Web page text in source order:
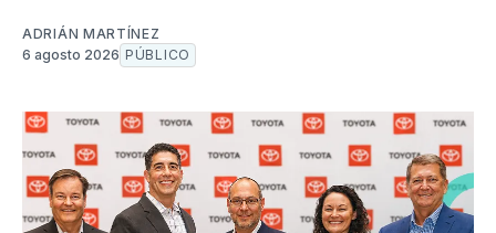
ADRIÁN MARTÍNEZ
6 agosto 2026 PÚBLICO